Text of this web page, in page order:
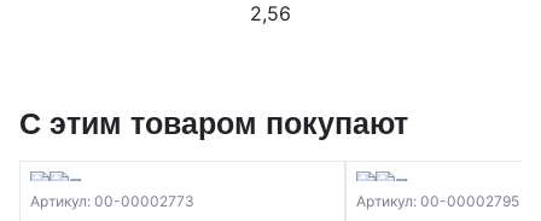
2,56
С этим товаром покупают
Артикул: 00-00002773 Артикул: 00-00002795